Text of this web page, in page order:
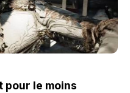
pour le moins